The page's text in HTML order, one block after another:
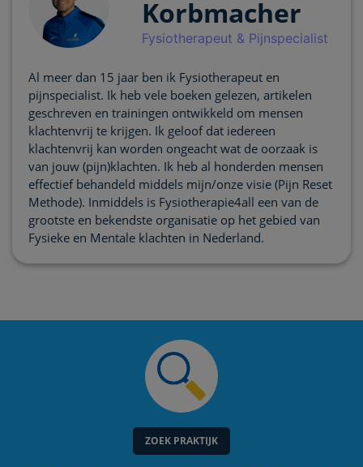
Korbmacher
Fysiotherapeut & Pijnspecialist
Al meer dan 15 jaar ben ik Fysiotherapeut en
pijnspecialist. Ik heb vele boeken gelezen, artikelen
geschreven en trainingen ontwikkeld om mensen
klachtenvrij te krijgen. Ik geloof dat iedereen
klachtenvrij kan worden ongeacht wat de oorzaak is
van jouw (pijn)klachten. Ik heb al honderden mensen
effectief behandeld middels mijn/onze visie (Pijn Reset
Methode). Inmiddels is Fysiotherapie4all een van de
grootste en bekendste organisatie op het gebied van
Fysieke en Mentale klachten in Nederland.
ZOEK PRAKTIJK